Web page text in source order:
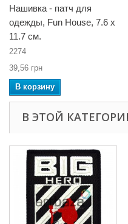
Нашивка - патч для
одежды, Fun House, 7.6 x
11.7 см.
2274
39,56 грн
В корзину
В ЭТОЙ